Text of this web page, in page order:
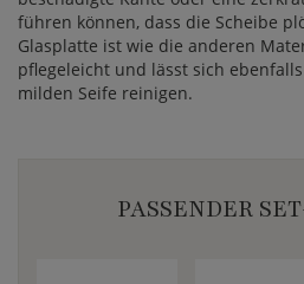
führen können, dass die Scheibe
Glasplatte ist wie die anderen
pflegeleicht und lässt sich
milden Seife reinigen.
PASSENDER